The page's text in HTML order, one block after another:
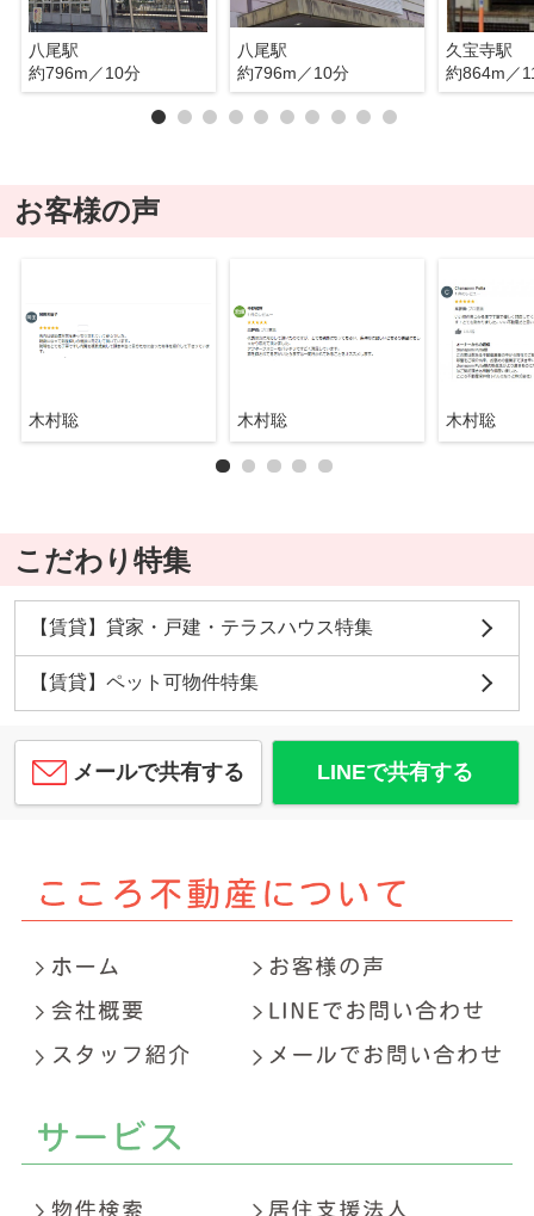
八尾駅
約796m／10分
八尾駅
約796m／10分
久宝寺駅
約864m／
お客様の声
木村聡 木村聡 木村聡
こだわり特集
【賃貸】貸家・戸建・テラスハウス特集
【賃貸】ペット可物件特集
メールで共有する LINEで共有する